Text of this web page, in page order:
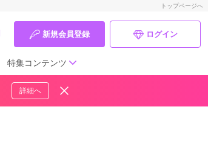
トップページへ
新規会員登録 ログイン
特集コンテンツ
詳細へ